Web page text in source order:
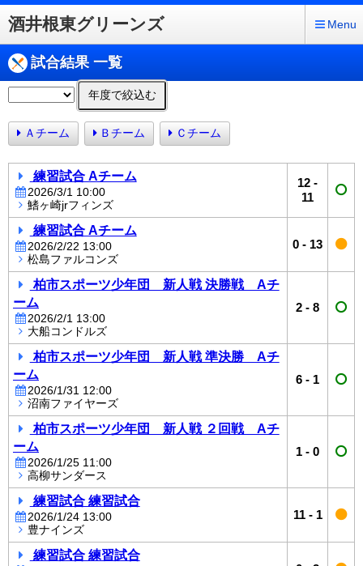
酒井根東グリーンズ Menu
試合結果 一覧
年度で絞込む
Ａチーム Ｂチーム Ｃチーム
練習試合 Aチーム
2026/3/1 10:00
鰭ヶ崎jrフィンズ
12 -
11
練習試合 Aチーム
2026/2/22 13:00
松島ファルコンズ
0 - 13
柏市スポーツ少年団 新人戦 決勝戦 Aチ
ーム
2026/2/1 13:00
大船コンドルズ
2 - 8
柏市スポーツ少年団 新人戦 準決勝 Aチ
ーム
2026/1/31 12:00
沼南ファイヤーズ
6 - 1
柏市スポーツ少年団 新人戦 ２回戦 Aチ
ーム
2026/1/25 11:00
高柳サンダース
1 - 0
練習試合 練習試合
2026/1/24 13:00
豊ナインズ
11- 1
練習試合 練習試合